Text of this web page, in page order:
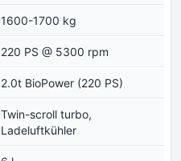
1600-1700 kg
220 PS @ 5300 rpm
2.0t BioPower (220 PS)
Twin-scroll turbo,
Ladeluftkühler